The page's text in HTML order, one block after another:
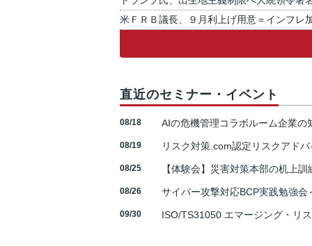
米ＦＲＢ議長、９月利上げ用意＝インフレ
直近のセミナー・イベント
08/18 AIの危機管理コラボルーム企業
08/19 リスク対策.com認定リスクアド
08/25 【体験会】災害対策本部の机上
08/26 サイバー攻撃対応BCP実践勉強
09/30 ISO/TS31050 エマージング・リ